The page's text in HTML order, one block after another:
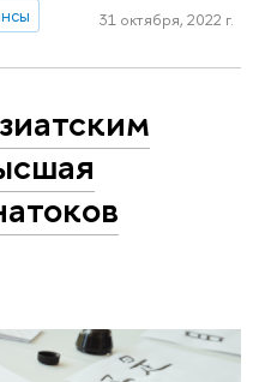
31 октября, 2022 г.